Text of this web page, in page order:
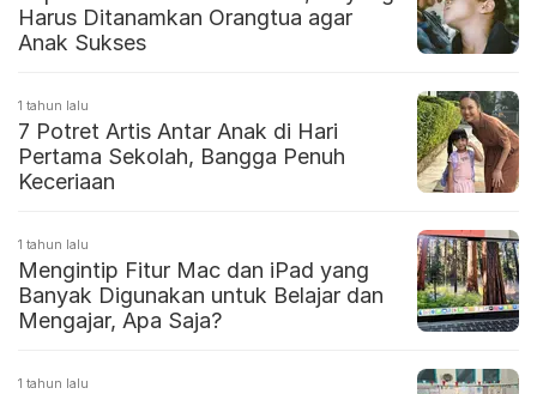
Harus Ditanamkan Orangtua agar
Anak Sukses
1 tahun lalu
7 Potret Artis Antar Anak di Hari
Pertama Sekolah, Bangga Penuh
Keceriaan
1 tahun lalu
Mengintip Fitur Mac dan iPad yang
Banyak Digunakan untuk Belajar dan
Mengajar, Apa Saja?
1 tahun lalu